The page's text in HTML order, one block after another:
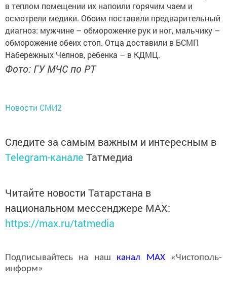
в теплом помещении их напоили горячим чаем и
осмотрели медики. Обоим поставили предварительный
диагноз: мужчине – обморожение рук и ног, мальчику –
обморожение обеих стоп. Отца доставили в БСМП
Набережных Челнов, ребенка – в КДМЦ.
Фото: ГУ МЧС по РТ
Новости СМИ2
Следите за самым важным и интересным в
Telegram-канале Татмедиа
Читайте новости Татарстана в
национальном мессенджере MАХ:
https://max.ru/tatmedia
Подписывайтесь на наш канал MAX«Чистополь-
информ»